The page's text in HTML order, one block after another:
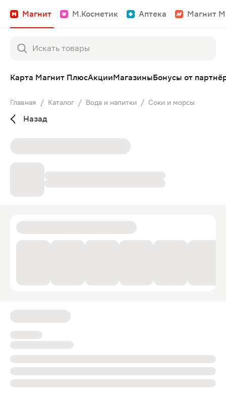
Магнит М.Косметик Аптека Магнит
Карта Магнит ПлюсАкцииМагазиныБонусы от
Главная / Каталог / Вода и напитки / Соки и морсы
Назад